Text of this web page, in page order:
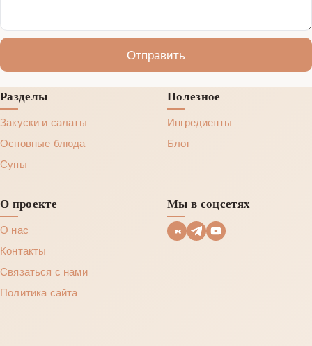
Отправить
Разделы
Закуски и салаты
Основные блюда
Супы
Полезное
Ингредиенты
Блог
О проекте
О нас
Контакты
Связаться с нами
Политика сайта
Мы в соцсетях